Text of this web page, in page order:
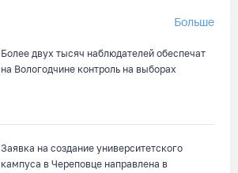
Больше
Более двух тысяч наблюдателей обеспечат
на Вологодчине контроль на выборах
Заявка на создание университетского
кампуса в Череповце направлена в